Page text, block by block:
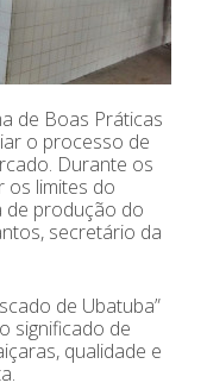
de Boas Práticas
o processo de
Durante os
os limites do
de produção do
secretário da
de Ubatuba”
significado de
qualidade e